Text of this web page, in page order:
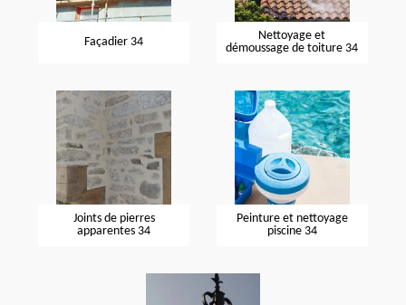
Façadier 34
Nettoyage et
démoussage de toiture 34
Joints de pierres
apparentes 34
Peinture et nettoyage
piscine 34